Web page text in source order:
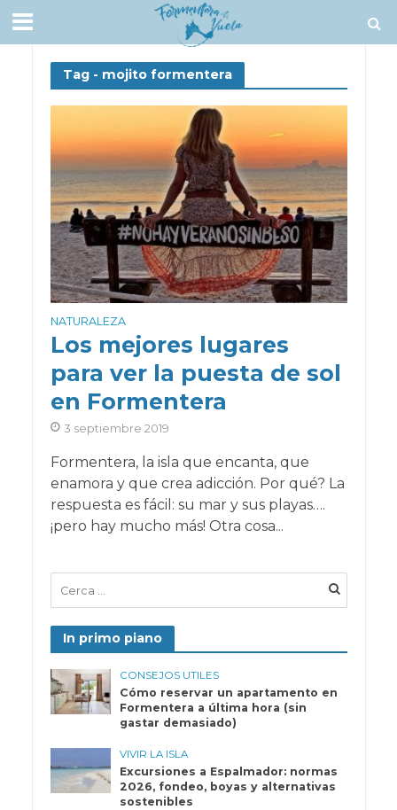
Tag - mojito formentera
NATURALEZA
Los mejores lugares
para ver la puesta de sol
en Formentera
3 septiembre 2019
Formentera, la isla que encanta, que
enamora y que crea adicción. Por qué? La
respuesta es fácil: su mar y sus playas….
¡pero hay mucho más! Otra cosa...
In primo piano
CONSEJOS UTILES
Cómo reservar un apartamento en
Formentera a última hora (sin
gastar demasiado)
VIVIR LA ISLA
Excursiones a Espalmador: normas
2026, fondeo, boyas y alternativas
sostenibles